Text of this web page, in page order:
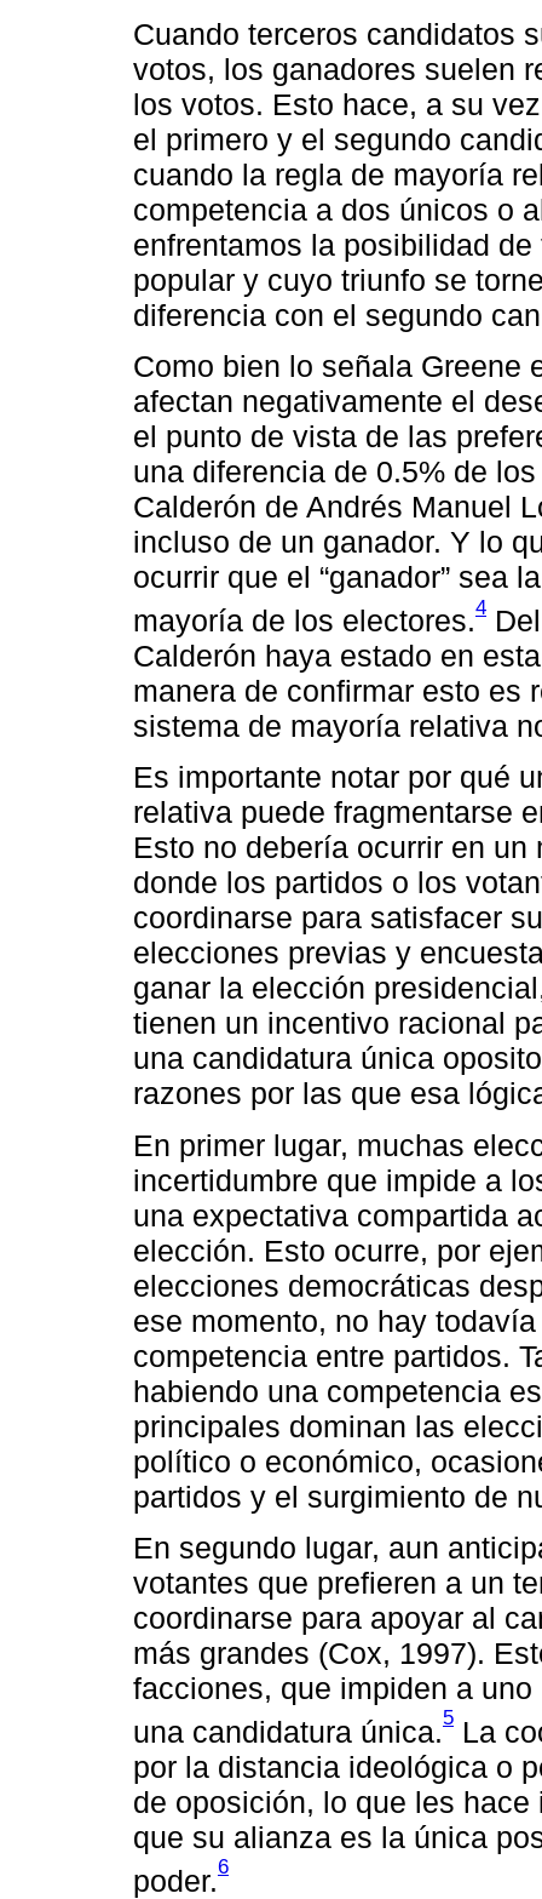
Cuando terceros candidatos
votos, los ganadores suelen
los votos. Esto hace, a su
el primero y el segundo
cuando la regla de mayoría
competencia a dos únicos o
enfrentamos la posibilidad
popular y cuyo triunfo se
diferencia con el segundo
Como bien lo señala Greene
afectan negativamente el
el punto de vista de las
una diferencia de 0.5% de
Calderón de Andrés Manuel
incluso de un ganador. Y lo
ocurrir que el “ganador” sea
mayoría de los electores.4
Calderón haya estado en
manera de confirmar esto es
sistema de mayoría relativa
Es importante notar por qué
relativa puede fragmentarse
Esto no debería ocurrir en
donde los partidos o los
coordinarse para satisfacer
elecciones previas y
ganar la elección
tienen un incentivo racional
una candidatura única
razones por las que esa
En primer lugar, muchas
incertidumbre que impide a
una expectativa compartida
elección. Esto ocurre, por
elecciones democráticas
ese momento, no hay
competencia entre partidos.
habiendo una competencia
principales dominan las
político o económico,
partidos y el surgimiento de
En segundo lugar, aun
votantes que prefieren a un
coordinarse para apoyar al
más grandes (Cox, 1997).
facciones, que impiden a
una candidatura única.5 La
por la distancia ideológica o
de oposición, lo que les
que su alianza es la única
poder.6